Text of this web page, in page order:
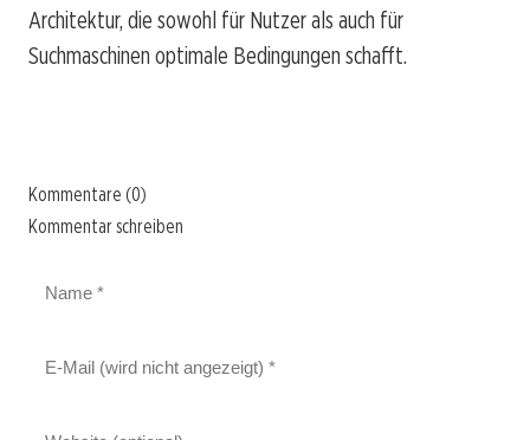
Architektur, die sowohl für Nutzer als auch für
Suchmaschinen optimale Bedingungen schafft.
Kommentare (0)
Kommentar schreiben